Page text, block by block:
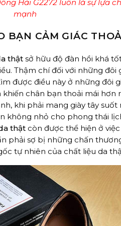
Hải G2272 luôn là sự lựa
mạnh
BẠN CẢM GIÁC
thật sở hữu độ đàn hồi khá
Thậm chí đối với những đôi
được điều này ở những đôi
khiến chân bạn thoải mái hơn
khi phải mang giày tây suốt
không nhỏ cho phong thái
thật còn được thể hiện ở
phải sợ bị những chấn
tự nhiên của chất liệu da